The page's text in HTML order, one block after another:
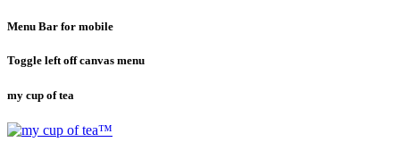
Menu Bar for mobile
Toggle left off canvas menu
my cup of tea